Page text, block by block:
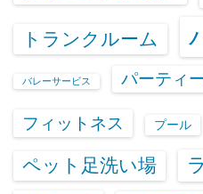
トランクルーム
バレーサービス パーティ
フィットネス プール
ペット足洗い場